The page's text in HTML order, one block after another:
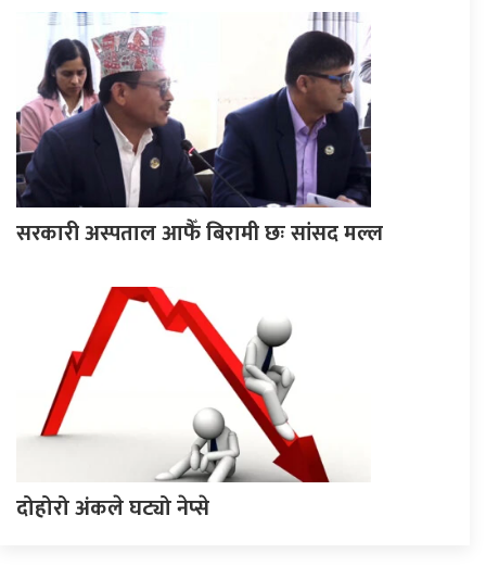
सरकारी अस्पताल आफैँ बिरामी छः सांसद मल्ल
दोहोरो अंकले घट्यो नेप्से